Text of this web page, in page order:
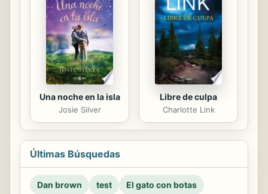
Una noche en la isla
Josie Silver
Libre de culpa
Charlotte Link
Últimas Búsquedas
Dan brown test
El gato con botas